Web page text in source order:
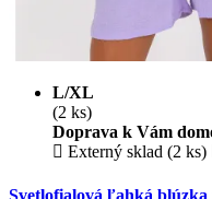
L/XL
(2 ks)
Doprava k Vám
Externý sklad (2 ks)
Svetlofialová ľahká blúzka